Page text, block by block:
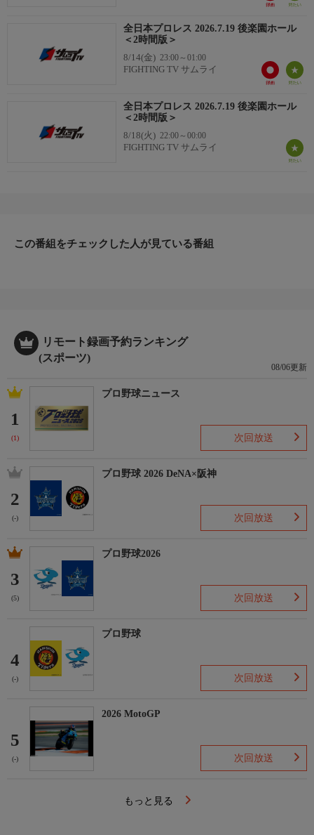
全日本プロレス 2026.7.19 後楽園ホール
＜2時間版＞
8/14(金) 23:00～01:00
FIGHTING TV サムライ
全日本プロレス 2026.7.19 後楽園ホール
＜2時間版＞
8/18(火) 22:00～00:00
FIGHTING TV サムライ
この番組をチェックした人が見ている番組
リモート録画予約ランキング
(スポーツ)
08/06更新
1
(1)
プロ野球ニュース
次回放送
2
(-)
プロ野球 2026 DeNA×阪神
次回放送
3
(5)
プロ野球2026
次回放送
4
(-)
プロ野球
次回放送
5
(-)
2026 MotoGP
次回放送
もっと見る